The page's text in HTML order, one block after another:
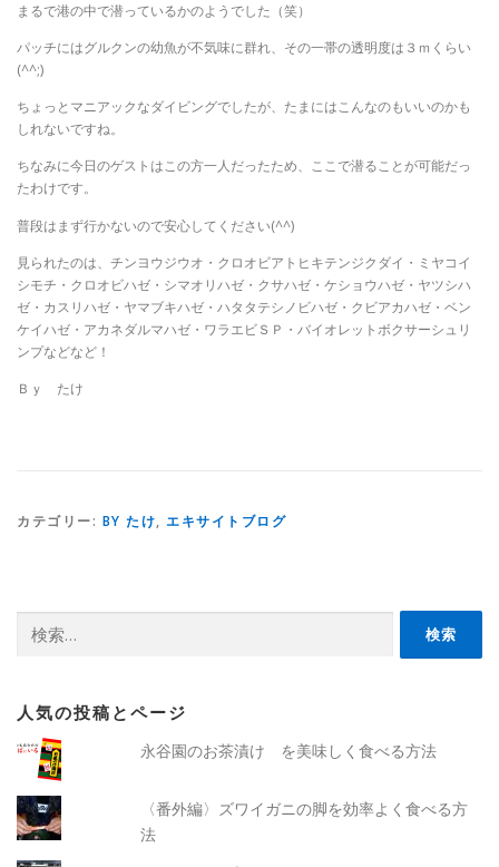
まるで港の中で潜っているかのようでした（笑）
パッチにはグルクンの幼魚が不気味に群れ、その一帯の透明度は３ｍくらい
(^^;)
ちょっとマニアックなダイビングでしたが、たまにはこんなのもいいのかも
しれないですね。
ちなみに今日のゲストはこの方一人だったため、ここで潜ることが可能だっ
たわけです。
普段はまず行かないので安心してください(^^)
見られたのは、チンヨウジウオ・クロオビアトヒキテンジクダイ・ミヤコイ
シモチ・クロオビハゼ・シマオリハゼ・クサハゼ・ケショウハゼ・ヤツシハ
ゼ・カスリハゼ・ヤマブキハゼ・ハタタテシノビハゼ・クビアカハゼ・ベン
ケイハゼ・アカネダルマハゼ・ワラエビＳＰ・バイオレットボクサーシュリ
ンプなどなど！
Ｂｙ たけ
カテゴリー: BY たけ, エキサイトブログ
索:
人気の投稿とページ
永谷園のお茶漬け を美味しく食べる方法
〈番外編〉ズワイガニの脚を効率よく食べる方
法